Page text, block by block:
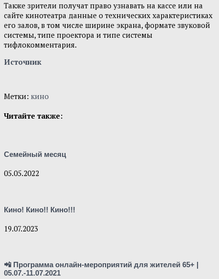
Также зрители получат право узнавать на кассе или на
сайте кинотеатра данные о технических характеристиках
его залов, в том числе ширине экрана, формате звуковой
системы, типе проектора и типе системы
тифлокомментария.
Источник
Метки: кино
Читайте также:
Семейный месяц
05.05.2022
Кино! Кино!! Кино!!!
19.07.2023
📲 Программа онлайн-мероприятий для жителей 65+ |
05.07.-11.07.2021